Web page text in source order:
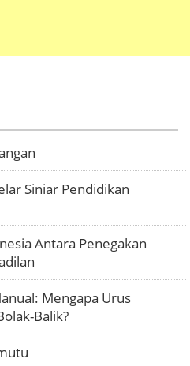
Siniar Pendidikan
Antara Penegakan
Mengapa Urus
Balik?